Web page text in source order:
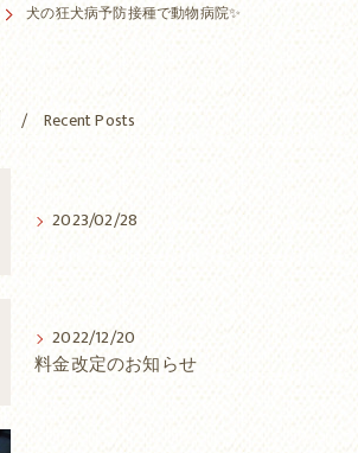
犬の狂犬病予防接種で動物病院✨
Recent Posts
2023/02/28
2022/12/20
料金改定のお知らせ